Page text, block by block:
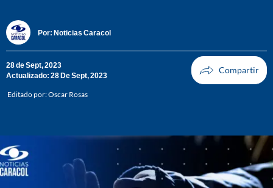
Por: Noticias Caracol
28 de Sept, 2023
Actualizado: 28 De Sept, 2023
Editado por:Oscar Rosas